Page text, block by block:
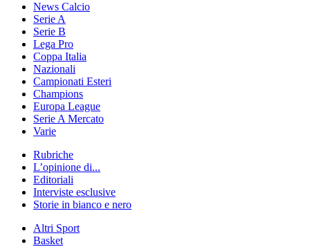
News Calcio
Serie A
Serie B
Lega Pro
Coppa Italia
Nazionali
Campionati Esteri
Champions
Europa League
Serie A Mercato
Varie
Rubriche
L’opinione di...
Editoriali
Interviste esclusive
Storie in bianco e nero
Altri Sport
Basket